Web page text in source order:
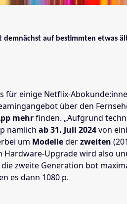
demnächst auf bestimmten etwas
für einige Netflix-
über den
mehrfinden. „Aufgrund
nämlich ab 31. Juli 2024von
um Modellederzweiten
Hardware-Upgrade wird also
zweite Generation bot
es dann 1080 p.